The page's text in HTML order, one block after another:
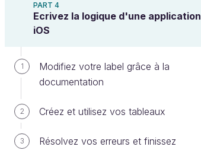
PART 4
Ecrivez la logique d'une application
iOS
1
Modifiez votre label grâce à la
documentation
2 Créez et utilisez vos tableaux
3
Résolvez vos erreurs et finissez